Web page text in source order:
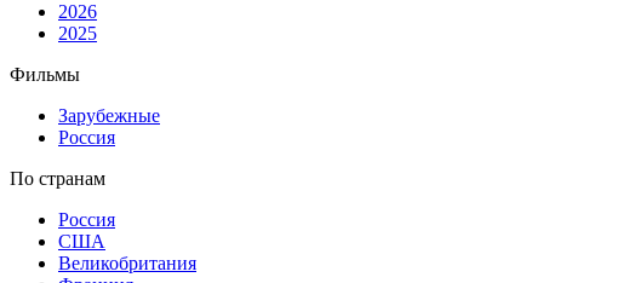
2026
2025
Фильмы
Зарубежные
Россия
По странам
Россия
США
Великобритания